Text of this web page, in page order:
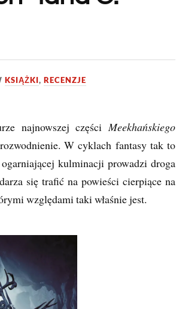
KSIĄŻKI,RECENZJE
najnowszej częściMeekhańskiego
W cyklach fantasy tak to
kulminacji prowadzi droga
się trafić na powieści cierpiące na
względami taki właśnie jest.